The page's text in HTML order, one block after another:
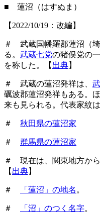
■ 蓮沼（はすぬま）
【2022/10/19：改編】
＃ 武蔵国幡羅郡蓮沼（
る。 武蔵七党の猪俣党の
を称した。【 出典】
＃ 武蔵の蓮沼発祥は、
礪波郡蓮沼発祥もある。
来も見られる。代表家紋は
＃ 秋田県の蓮沼家
＃ 群馬県の蓮沼家
＃ 現在は、関東地方から
【 出典】
＃ 「蓮沼」の地名 。
＃ 「沼」のつく名字。